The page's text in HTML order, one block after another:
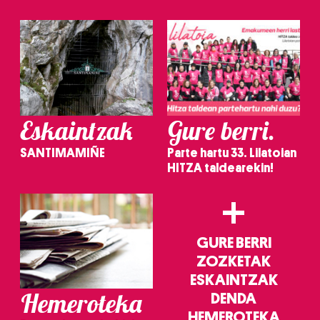
Eskaintzak
SANTIMAMIÑE
Gure berri.
Parte hartu 33. Lilatoian
HITZA taldearekin!
Hemeroteka
+
GURE BERRI
ZOZKETAK
ESKAINTZAK
DENDA